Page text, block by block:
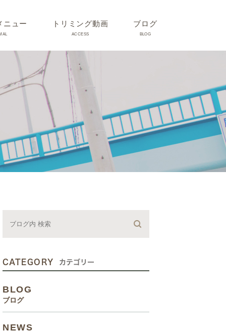
ニュー
他動物の病気
トリミング動画
ACCESS
ブログ
BLOG
うさぎ、ハムスター、小鳥、
モルモットなどについて
トリミング事例集
ホリスティック医療
CATEGORY カテゴリー
BLOG
ブログ
NEWS